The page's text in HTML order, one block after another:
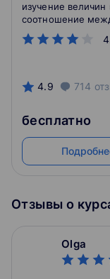
изучение
соотношение
на скорость,
задач, решение
4.9 714
бесплатно
Отзывы о
Olga